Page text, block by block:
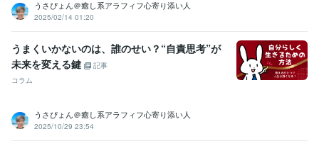
達成おすすめユーザー第１位（アドバイザー/カウンセラー
■ココナラ【レギュラーランク】に昇格 ■求人
情報誌「フロムエー」読者モデル
■関西テレビ、深夜討論番組レギュ
ラー出演 ■雑誌「エルマガジン」読者モデル
■雑誌「ぴあ」読者モ
デル
■【男性心理】男が必要
性のわがままを喜ぶのか?
■【男性心理】男が彼女といて一番うれし
くなる瞬間って? ■【男性心理】男が女性を好きになる瞬間はいつ、
どんな時? ■【男性心理】なぜ、男は最初の情熱が消え、急に冷めだ
うさぴょん＠癒し系アラフィフ心寄り添い人
2025/02/14 01:20
うまくいかないのは、誰のせい？“自責思考”が
未来を変える鍵
記事
コラム
うさぴょん＠癒し系アラフィフ心寄り添い人
2025/10/29 23:54